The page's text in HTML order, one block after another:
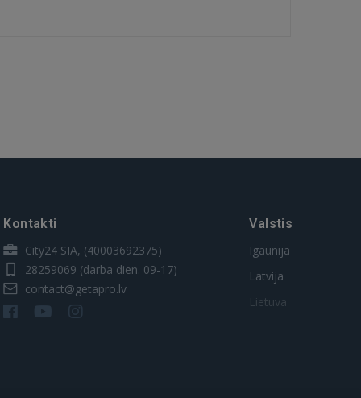
Kontakti
City24 SIA, (40003692375)
28259069 (darba dien. 09-17)
contact@getapro.lv
Valstis
Igaunija
Latvija
Lietuva